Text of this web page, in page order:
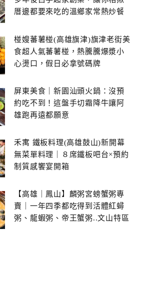
厝邊都要來吃的溫鄉家常熱炒餐
椪嫂蕃薯椪(高雄旗津)旗津老街美
食超人氣蕃薯椪，熱騰騰爆漿小
心燙口，假日必拿號碼牌
屏東美食｜新園汕頭火鍋：沒預
約吃不到！這盤手切霜降牛讓阿
雄跑再遠都願意
禾寓 鐵板料理(高雄鼓山)新開幕
無菜單料理｜８席鐵板吧台×預約
制質感饗宴開箱
【高雄｜鳳山】麟粥宮螃蟹粥專
賣｜一年四季都吃得到活體紅蟳
粥、龍蝦粥、帝王蟹粥..文山特區